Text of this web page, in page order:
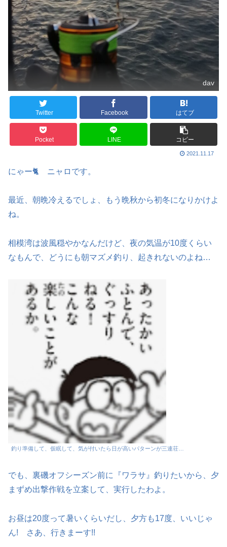
dav
Twitter Facebook はてブ
Pocket LINE コピー
2021.11.17
にゃー🐈 ニャロです。
最近、朝晩冷えるでしょ、もう晩秋から初冬になりかけよ
ね。
相模湾は波風穏やかなんだけど、夜の気温が10度くらい
なもんで、どうにも朝マズメ釣り、起きれないのよね…
釣り準備して、仮眠して、気が付いたら日が高いパターンが三連荘…
でも、裏磯オフシーズン前に『ワラサ』釣りたいから、夕
まずめ出撃作戦を立案して、実行したわよ。
お昼は20度って暑いくらいだし、夕方も17度、いいじゃ
ん! さあ、行きまーす!!